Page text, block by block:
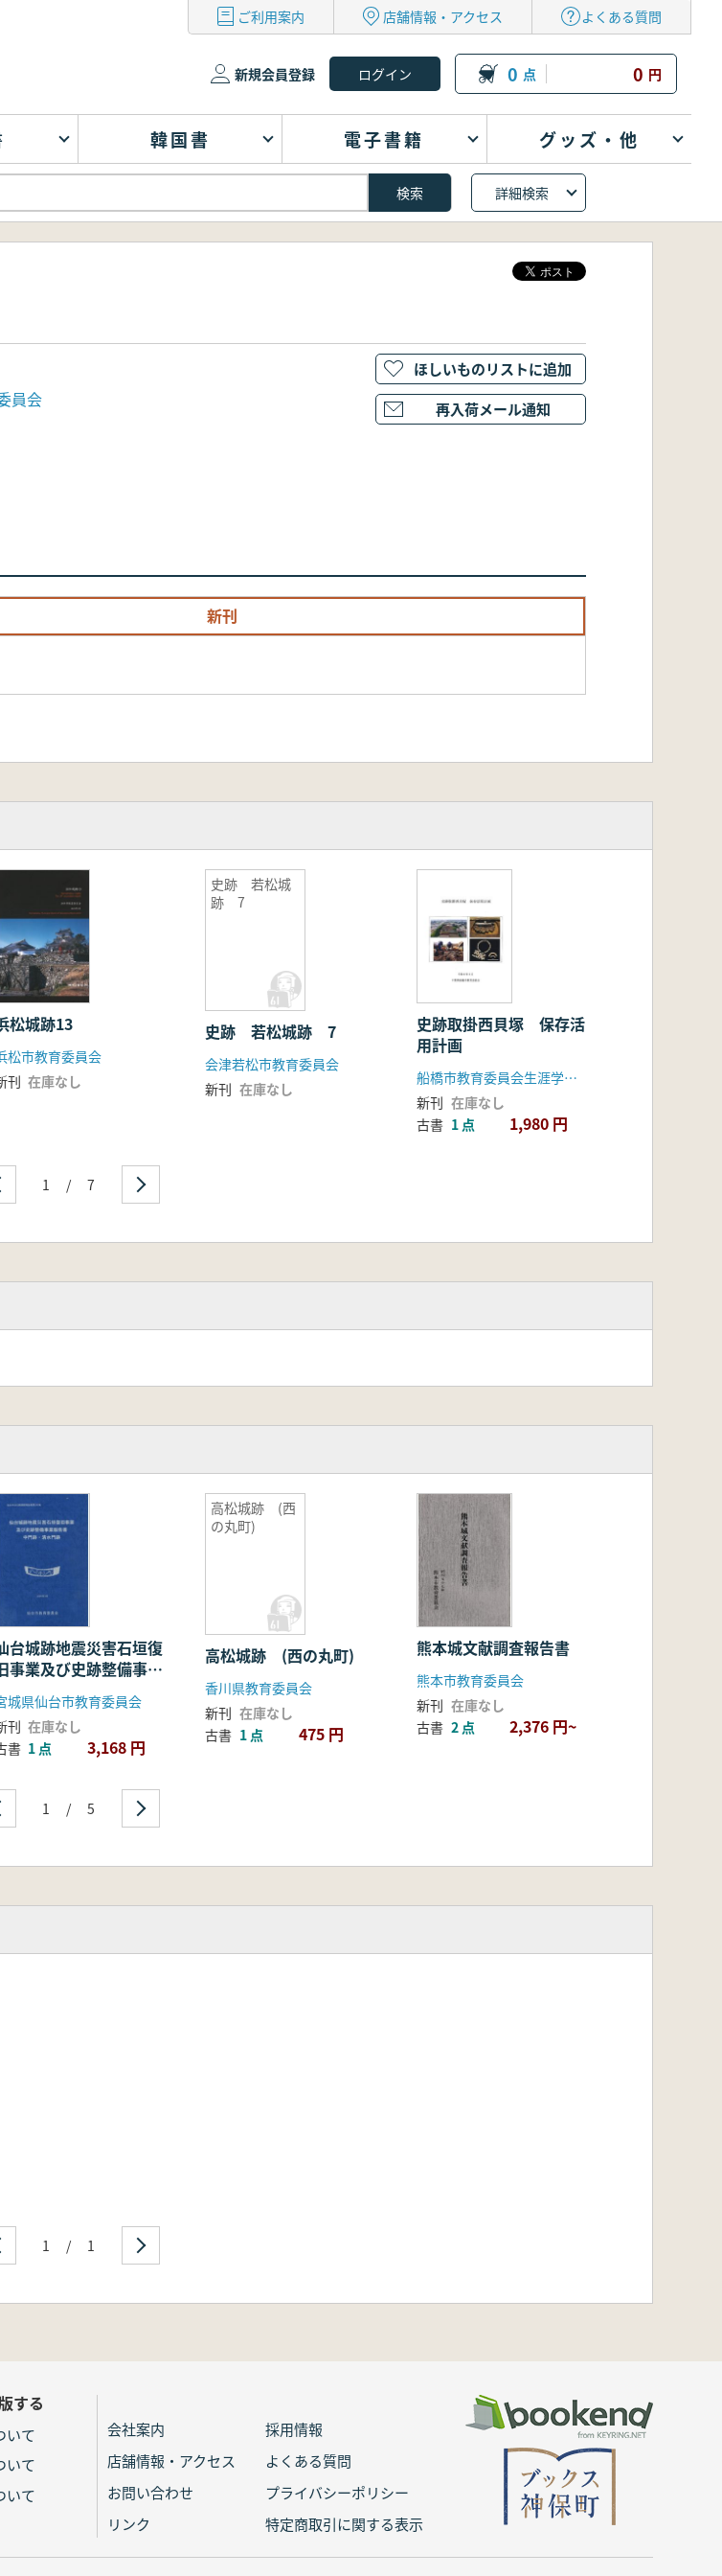
ご利用案内 店舗情報・アクセス よくある質問
新規会員登録 0 点 0 円
韓国書 電子書籍 グッズ・他
詳細検索
員会
新刊
ほしいものリストに追加
再入荷メール通知
松城跡13
松市教育委員会
刊 在庫なし
史跡 若松城
跡 7
史跡 若松城跡 7
会津若松市教育委員会
新刊 在庫なし
史跡取掛西貝塚 保存活
用計画
船橋市教育委員会生涯学習部文化課
新刊 在庫なし
古書 1 点 1,980 円
1 / 7
台城跡地震災害石垣復
事業及び史跡整備事業
報告書中門跡・清水門跡
城県仙台市教育委員会
刊 在庫なし
書 1 点 3,168 円
高松城跡 (西
の丸町)
高松城跡 (西の丸町)
香川県教育委員会
新刊 在庫なし
古書 1 点 475 円
熊本城文献調査報告書
熊本市教育委員会
新刊 在庫なし
古書 2 点 2,376 円~
1 / 5
1 / 1
する
いて
いて
いて
会社案内
採用情報
店舗情報・アクセス
よくある質問
お問い合わせ
プライバシーポリシー
リンク
特定商取引に関する表示